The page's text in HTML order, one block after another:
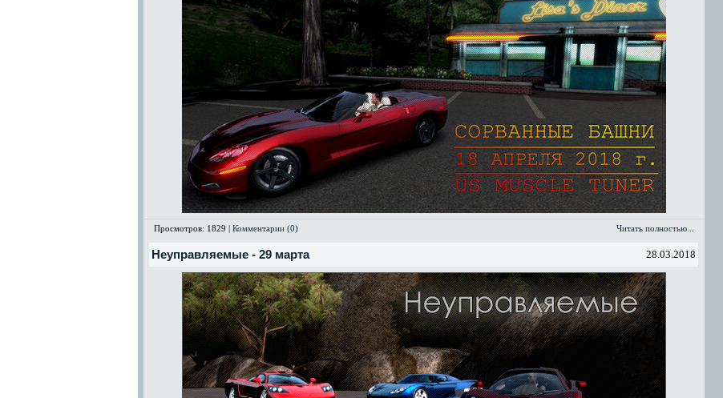
Просмотров: 1829 | Комментарии (0) Читать полностью...
Неуправляемые - 29 марта 28.03.2018